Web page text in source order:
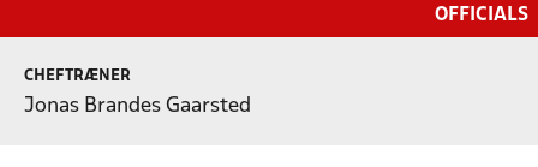
OFFICIALS
CHEFTRÆNER
Jonas Brandes Gaarsted